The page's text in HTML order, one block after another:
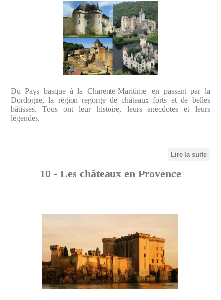
Du Pays basque à la Charente-Maritime, en passant par la
Dordogne, la région regorge de châteaux forts et de belles
bâtisses. Tous ont leur histoire, leurs anecdotes et leurs
légendes.
Lire la suite
10 - Les châteaux en Provence